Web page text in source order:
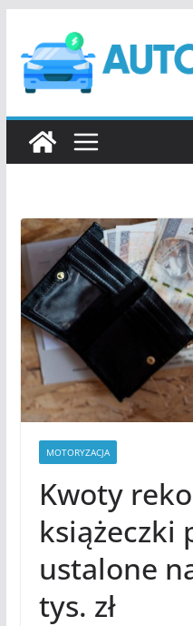
treści
MOTORYZACJA
Kwoty
książeczki
ustalone
tys. zł